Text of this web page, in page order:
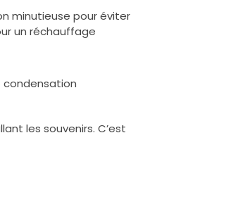
minutieuse pour éviter
un réchauffage
condensation
les souvenirs. C’est